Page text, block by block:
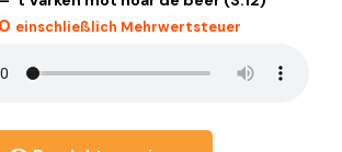
einschließlich Mehrwertsteuer